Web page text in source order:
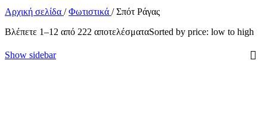
Αρχική σελίδα / Φωτιστικά / Σπότ Ράγας
Βλέπετε 1–12 από 222 αποτελέσματαSorted by price: low to high
Show sidebar